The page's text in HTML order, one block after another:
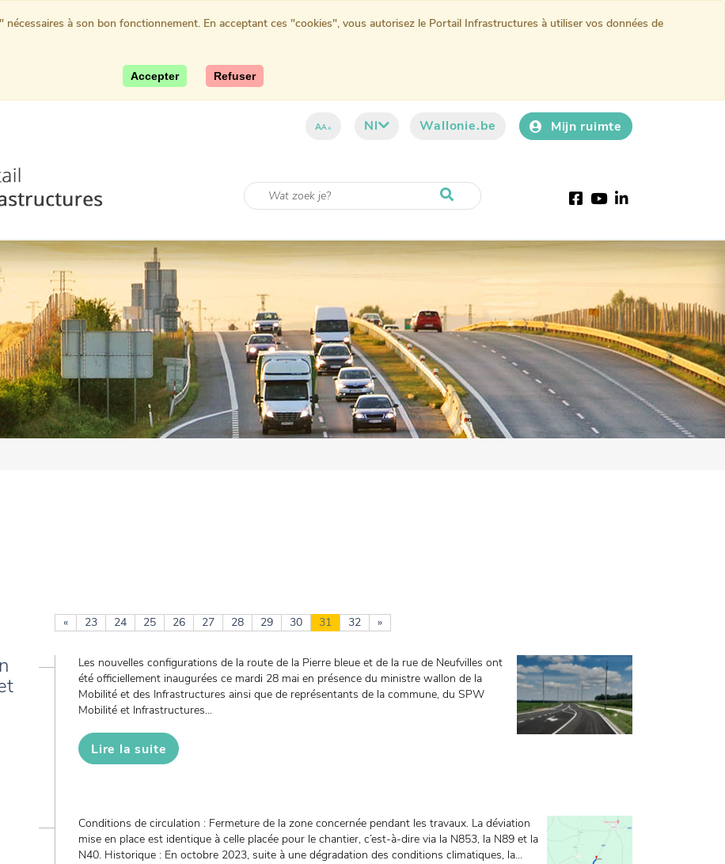
AAA Nl Wallonie.be Mijn ruimte
Facebook
YouTube
LinkedIn
« 23 24 25 26 27 28 29 30 31 32 »
Les nouvelles configurations de la route de la Pierre bleue et de la rue de Neufvilles ont
été officiellement inaugurées ce mardi 28 mai en présence du ministre wallon de la
Mobilité et des Infrastructures ainsi que de représentants de la commune, du SPW
Mobilité et Infrastructures...
Lire la suite
Conditions de circulation : Fermeture de la zone concernée pendant les travaux. La déviation
mise en place est identique à celle placée pour le chantier, c’est-à-dire via la N853, la N89 et la
N40. Historique : En octobre 2023, suite à une dégradation des conditions climatiques, la...
à son bon fonctionnement. En acceptant ces "cookies", vous autorisez le Portail Infrastructures à utiliser vos données de
Accepter Refuser